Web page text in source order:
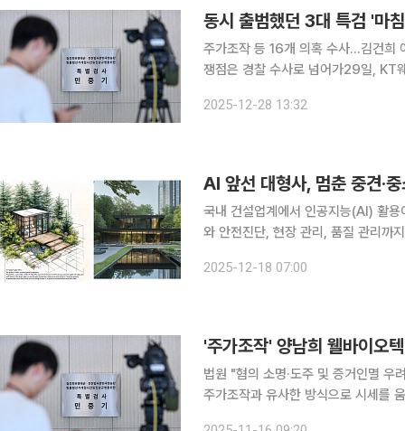
동시 출범했던 3대 특검 '마
주가조작 등 16개 의혹 수사…김건희
쟁점은 경찰 수사로 넘어가29일, KT웨
라 사상 처음으로 동시에 출범했던 이
2025-12-28 13:32
국내 건설업계에서 인공지능(AI) 활
와 안전진단, 현장 관리, 품질 관리까
설 경기 침체로 투자 여력이 부족해
2025-12-18 07:00
'주가조작' 양남희 웰바이오
법원 "혐의 소명·도주 및 증거인멸 우려
주가조작과 유사한 방식으로 시세를